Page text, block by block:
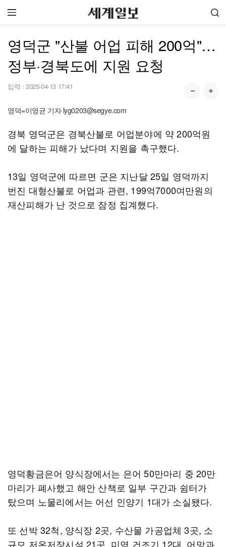
영덕군 "산불 어업 피해 200억"…
정부·경북도에 지원 요청
입력 : 2025-04-13 17:41
영덕=이영균 기자 lyg0203@segye.com
경북 영덕군은 경북산불로 어업분야에 약 200억원
에 달하는 피해가 났다며 지원을 촉구했다.
13일 영덕군에 따르면 군은 지난달 25일 영덕까지
번진 대형산불로 어업과 관련, 199억7000여만원의
재산피해가 난 것으로 잠정 집계했다.
영덕황금은어 양식장에서는 은어 50만마리 중 20만
마리가 폐사했고 해안 산책로 일부 구간과 쉼터가
탔으며 노물리에서는 어선 인양기 1대가 소실됐다.
또 선박 32척, 양식장 2곳, 수산물 가공업체 3곳, 소
규모 저온저장시설 21곳, 미역 건조기 12대, 어망과